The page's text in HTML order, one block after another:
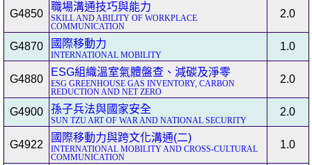
G4850
職場溝通技巧與能力
SKILL AND ABILITY OF WORKPLACE
COMMUNICATION
2.0
G4870 國際移動力
INTERNATIONAL MOBILITY
1.0
G4880
ESG組織溫室氣體盤查、減碳及淨零
ESG GREENHOUSE GAS INVENTORY, CARBON
REDUCTION AND NET ZERO
2.0
G4900 孫子兵法與國家安全
SUN TZU ART OF WAR AND NATIONAL SECURITY
2.0
G4922
國際移動力與跨文化溝通(二)
INTERNATIONAL MOBILITY AND CROSS-CULTURAL
COMMUNICATION
1.0